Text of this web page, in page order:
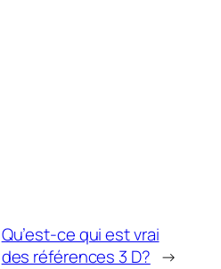
Qu’est-ce qui est vrai
des références 3 D? →